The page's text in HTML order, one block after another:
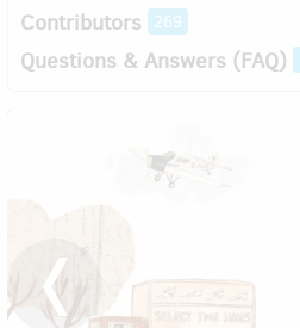
Contributors 269
Questions & Answers (FAQ)